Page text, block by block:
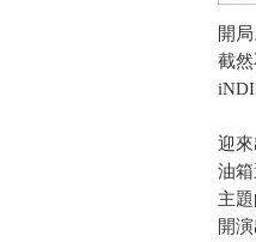
開
截
迎
油
主
開